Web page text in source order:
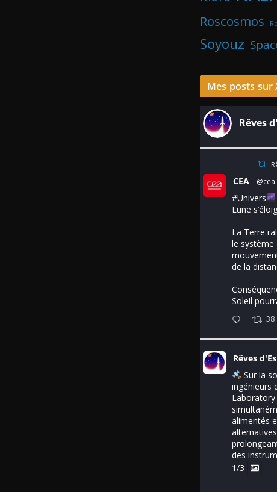
Roscosmos
Soyouz
Mes posts sur
Rêves
CEA
#Univers
Lune
La Terre
le système
de la
Soleil
38
Rêves
Sur la
ingénieurs
alimentés
des
1/3